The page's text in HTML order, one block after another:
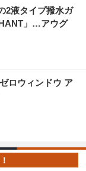
2液タイプ撥水ガ
」…アウグ
ロウィンドウ ア